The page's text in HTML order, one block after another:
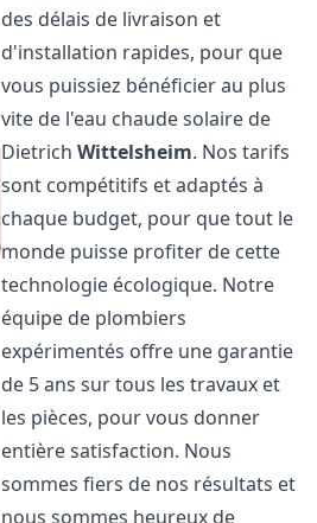
des délais de livraison et
d'installation rapides, pour que
vous puissiez bénéficier au plus
vite de l'eau chaude solaire de
DietrichWittelsheim. Nos tarifs
sont compétitifs et adaptés à
chaque budget, pour que tout le
monde puisse profiter de cette
technologie écologique. Notre
équipe de plombiers
expérimentés offre une garantie
de 5 ans sur tous les travaux et
les pièces, pour vous donner
entière satisfaction. Nous
sommes fiers de nos résultats et
nous sommes heureux de